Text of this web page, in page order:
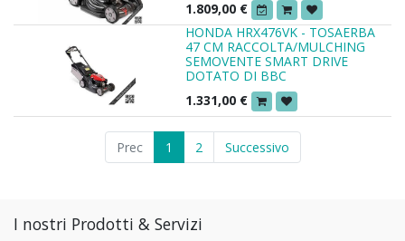
1.809,00 €
HONDA HRX476VK - TOSAERBA
47 CM RACCOLTA/MULCHING
SEMOVENTE SMART DRIVE
DOTATO DI BBC
1.331,00 €
Prec 1 2 Successivo
I nostri Prodotti & Servizi